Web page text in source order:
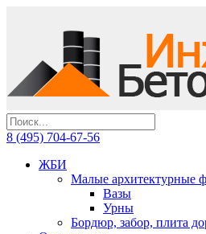
8 (495) 704-67-56
ЖБИ
Малые архитектурные
Вазы
Урны
Бордюр, забор, плита